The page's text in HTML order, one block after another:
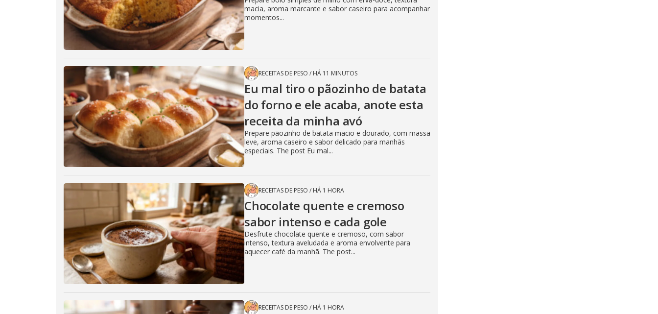
macia, aroma marcante e sabor caseiro para acompanhar
momentos...
RECEITAS DE PESO / HÁ 11 MINUTOS
Eu mal tiro o pãozinho de batata
do forno e ele acaba, anote esta
receita da minha avó
Prepare pãozinho de batata macio e dourado, com massa
leve, aroma caseiro e sabor delicado para manhãs
especiais. The post Eu mal...
RECEITAS DE PESO / HÁ 1 HORA
Chocolate quente e cremoso
sabor intenso e cada gole
Desfrute chocolate quente e cremoso, com sabor
intenso, textura aveludada e aroma envolvente para
aquecer café da manhã. The post...
RECEITAS DE PESO / HÁ 1 HORA